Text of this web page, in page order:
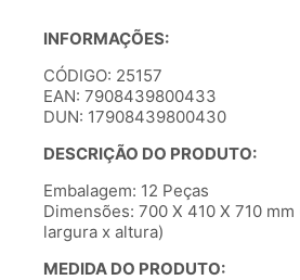
INFORMAÇÕES:
CÓDIGO: 25157
EAN: 7908439800433
DUN: 17908439800430
DESCRIÇÃO DO PRODUTO:
Embalagem: 12 Peças
Dimensões: 700 X 410 X 710
largura x altura)
MEDIDA DO PRODUTO: